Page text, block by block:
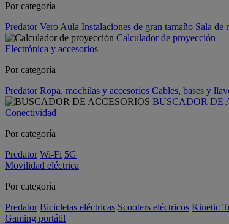
Por categoría
Predator Vero Aula Instalaciones de gran tamaño Sala de
Calculador de proyección
Electrónica y accesorios
Por categoría
Predator Ropa, mochilas y accesorios Cables, bases y
BUSCADOR DE
Conectividad
Por categoría
Predator Wi-Fi 5G
Movilidad eléctrica
Por categoría
Predator Bicicletas eléctricas Scooters eléctricos Kinetic
Gaming portátil